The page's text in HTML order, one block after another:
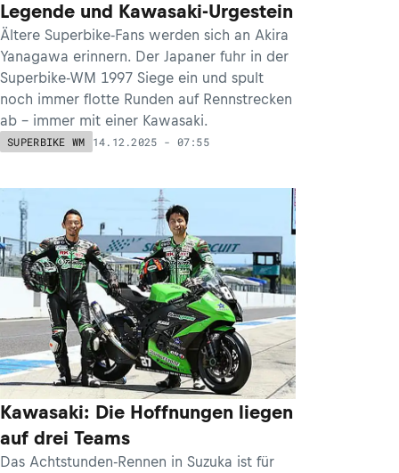
Legende und Kawasaki-Urgestein
Ältere Superbike-Fans werden sich an Akira
Yanagawa erinnern. Der Japaner fuhr in der
Superbike-WM 1997 Siege ein und spult
noch immer flotte Runden auf Rennstrecken
ab – immer mit einer Kawasaki.
SUPERBIKE WM 14.12.2025 - 07:55
Kawasaki: Die Hoffnungen liegen
auf drei Teams
Das Achtstunden-Rennen in Suzuka ist für